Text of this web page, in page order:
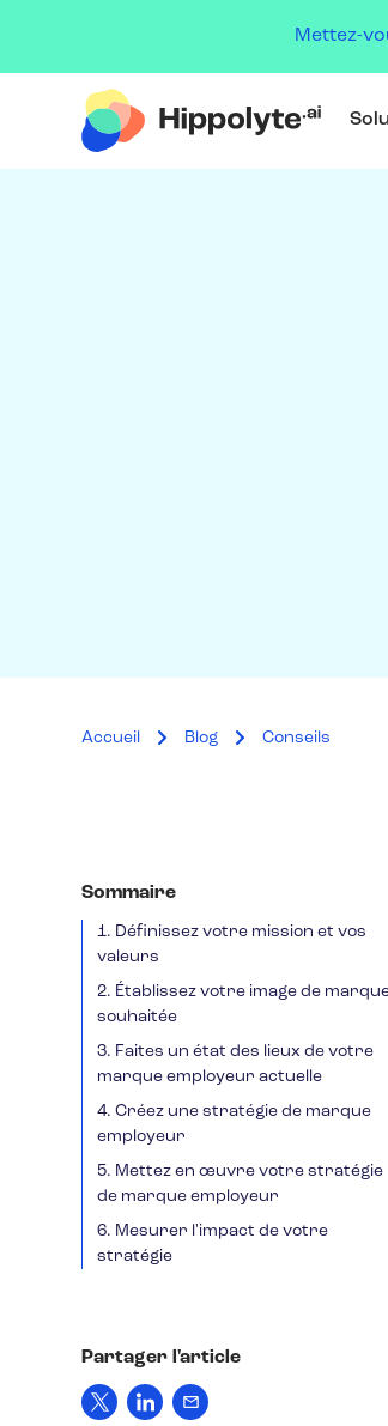
Mettez-
Accueil Blog Conseils
Sommaire
1. Définissez votre mission et vos
valeurs
2. Établissez votre image de
souhaitée
3. Faites un état des lieux de votre
marque employeur actuelle
4. Créez une stratégie de marque
employeur
5. Mettez en œuvre votre stratégie
de marque employeur
6. Mesurer l'impact de votre
stratégie
Partager l'article